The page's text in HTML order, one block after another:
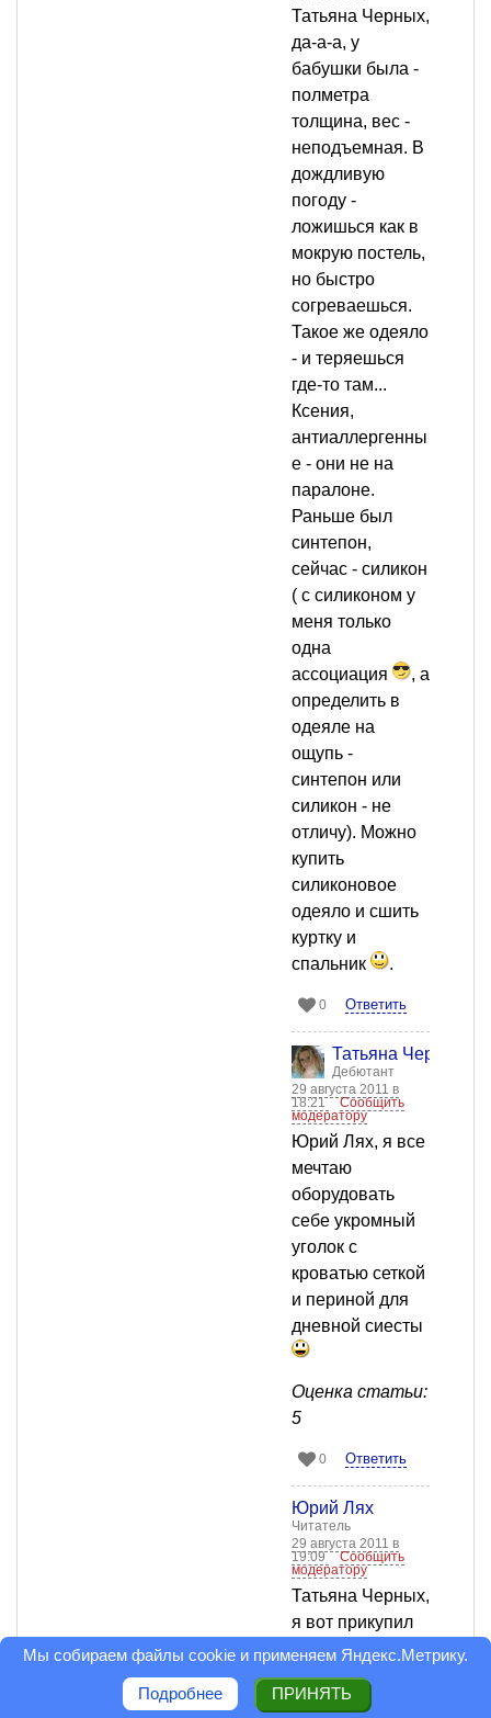
Татьяна Черных,
да-а-а, у
бабушки была -
полметра
толщина, вес -
неподъемная. В
дождливую
погоду -
ложишься как в
мокрую постель,
но быстро
согреваешься.
Такое же одеяло
- и теряешься
где-то там...
Ксения,
антиаллергенны
е - они не на
паралоне.
Раньше был
синтепон,
сейчас - силикон
( с силиконом у
меня только
одна
ассоциация
, а
определить в
одеяле на
ощупь -
синтепон или
силикон - не
отличу). Можно
купить
силиконовое
одеяло и сшить
куртку и
спальник
.
0 Ответить
Татьяна Черных
Дебютант
29 августа 2011 в
18:21
Сообщить
модератору
Юрий Лях, я все
мечтаю
оборудовать
себе укромный
уголок с
кроватью сеткой
и периной для
дневной сиесты
Оценка статьи:
5
0 Ответить
Юрий Лях
Читатель
29 августа 2011 в
19:09
Сообщить
модератору
Татьяна Черных,
я вот прикупил
сварочник
(взамен
украденного) и
Мы собираем файлы cookie и применяем Яндекс.Метрику.
Подробнее ПРИНЯТЬ